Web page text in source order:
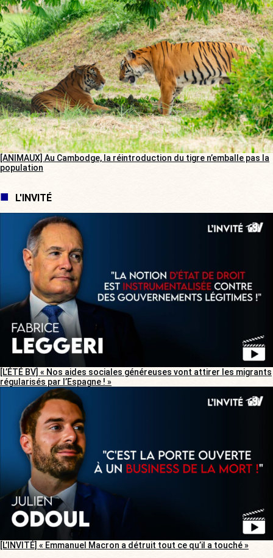
[ANIMAUX] Au Cambodge, la réintroduction du tigre n’emballe pas la
population
L'INVITÉ
[L’ÉTÉ BV] « Nos aides sociales généreuses vont attirer les migrants
régularisés par l’Espagne ! »
[L’INVITÉ] « Emmanuel Macron a détruit tout ce qu’il a touché »